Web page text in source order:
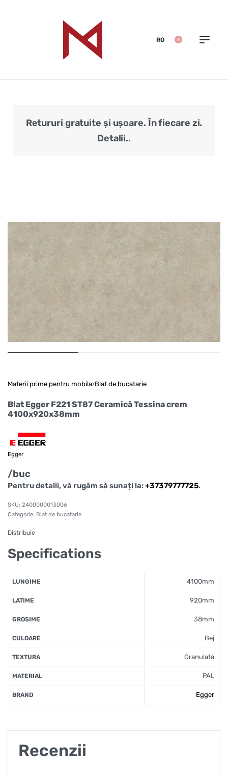
RO 0
Retururi gratuite și ușoare. În fiecare zi.
Detalii..
Materii prime pentru mobila›Blat de bucatarie
Blat Egger F221 ST87 Ceramică Tessina crem
4100x920x38mm
Egger
/buc
Pentru detalii, vă rugăm să sunați la:+37379777725.
2400000013006
Categorie: Blat de bucatarie
Distribuie
Specifications
LUNGIME 4100mm
LATIME 920mm
GROSIME 38mm
CULOARE Bej
TEXTURA Granulată
MATERIAL PAL
BRAND Egger
Recenzii